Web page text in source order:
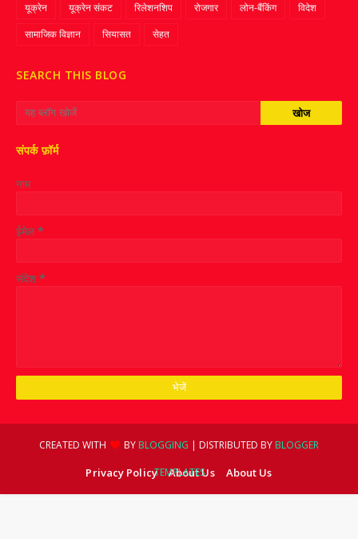
यूक्रेन
यूक्रेन संकट रिलेशनशिप रोजगार लोन-बैंकिंग
विदेश
सामाजिक विज्ञान
सियासत सेहत
SEARCH THIS BLOG
संपर्क फ़ॉर्म
नाम
ईमेल*
संदेश *
CREATED WITH BY BLOGGING | DISTRIBUTED BY BLOGGER
TEMPLATES
Privacy Policy About Us About Us